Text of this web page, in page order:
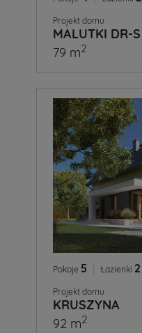
Projekt domu
MALUTKI DR-S
79 m2
Pokoje 5 Łazienki 2
Projekt domu
KRUSZYNA
92 m2